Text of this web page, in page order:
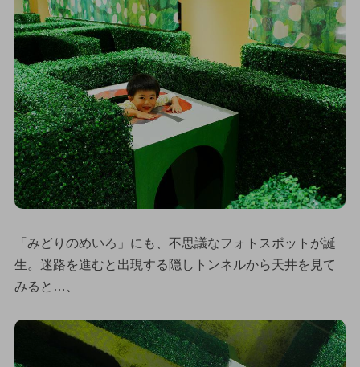
「みどりのめいろ」にも、不思議なフォトスポットが誕
生。迷路を進むと出現する隠しトンネルから天井を見て
みると…、